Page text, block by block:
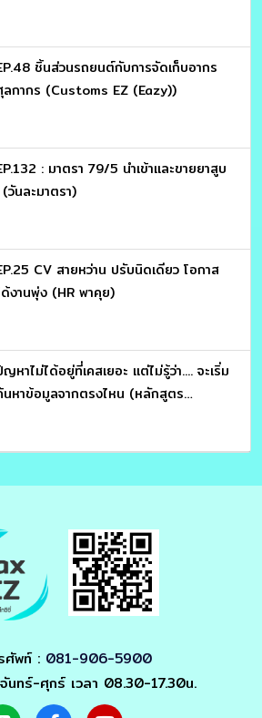
ชิ้นส่วนรถยนต์กับการจัดเก็บอากร
ลกากร (Customs EZ (Eazy))
: มาตรา 79/5 นำเข้าและขายยาสูบ
(วันละมาตรา)
CV สายหว่าน ปรับนิดเดียว โอกาส
ด้งานพุ่ง (HR พาคุย)
ญหาไม่ได้อยู่ที่เคสเยอะ แต่ไม่รู้ว่า.... จะเริ่ม
หาข้อมูลจากตรงไหน (หลักสูตร
ศัพท์ : 081-906-5900
จันทร์-ศุกร์ เวลา 08.30-17.30น.